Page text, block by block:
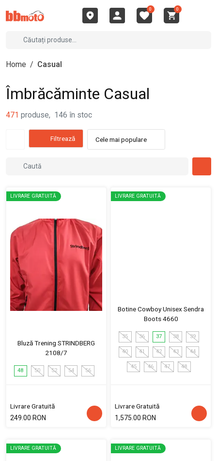
0 0
Home / Casual
Îmbrăcăminte Casual
471 produse, 146 în stoc
Filtrează Cele mai populare
LIVRARE GRATUITĂ
Bluză Trening STRINDBERG
2108/7
48 50 52 54 56
Livrare Gratuită
249.00 RON
LIVRARE GRATUITĂ
Botine Cowboy Unisex Sendra
Boots 4660
35 36 37 38 39
40 41 42 43 44
45 46 47 48
Livrare Gratuită
1,575.00 RON
LIVRARE GRATUITĂ LIVRARE GRATUITĂ